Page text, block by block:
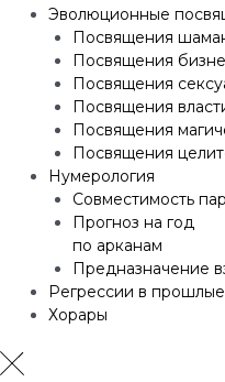
Эволюционные
Посвящения
Посвящения
Посвящения
Посвящения
Посвящения
Посвящения
Нумерология
Совместимость
Прогноз на год
по арканам
Предназначение
Регрессии в
Хорары